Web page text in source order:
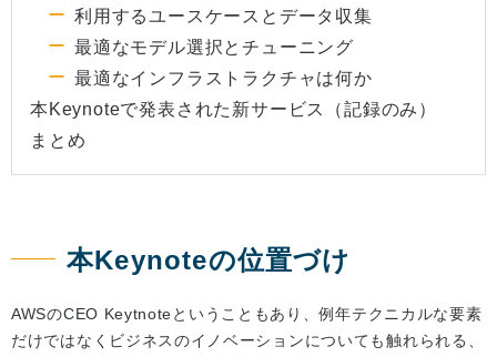
利用するユースケースとデータ収集
最適なモデル選択とチューニング
最適なインフラストラクチャは何か
本Keynoteで発表された新サービス（記録のみ）
まとめ
本Keynoteの位置づけ
AWSのCEO Keytnoteということもあり、例年テクニカルな要素
だけではなくビジネスのイノベーションについても触れられる、